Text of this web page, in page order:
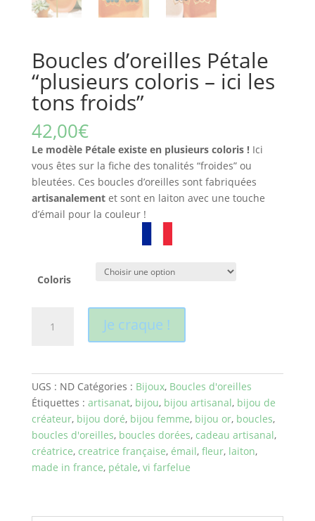
Boucles d’oreilles Pétale
“plusieurs coloris – ici les
tons froids”
42,00€
Le modèle Pétale existe en plusieurs coloris !Ici
vous êtes sur la fiche des tonalités “froides” ou
bleutées. Ces boucles d’oreilles sont fabriquées
artisanalementet sont en laiton avec une touche
d’émail pour la couleur !
Coloris
"plusieurs
coloris
-
Je craque !
UGS : ND Catégories : Bijoux, Boucles d'oreilles
Étiquettes : artisanat, bijou, bijou artisanal, bijou de
créateur, bijou doré, bijou femme, bijou or, boucles,
boucles d'oreilles, boucles dorées, cadeau artisanal,
créatrice, creatrice française, émail, fleur, laiton,
made in france, pétale, vi farfelue